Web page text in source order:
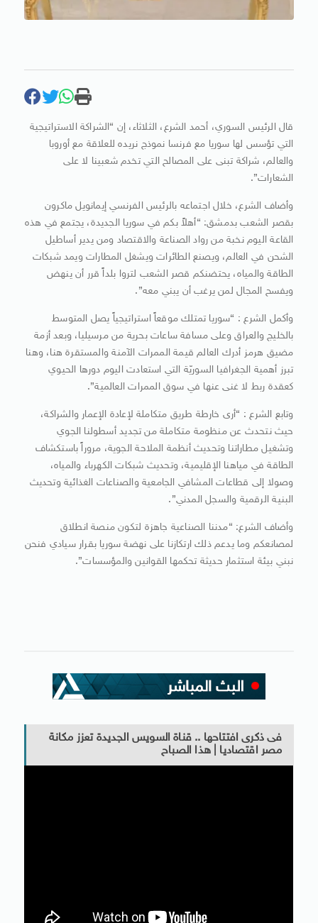
قال الرئيس السوري، أحمد الشرع، الثلاثاء، إن “الشراكة الاستراتيجية
التي تؤسس لها سوريا مع فرنسا نموذج نريده للعلاقة مع أوروبا
والعالم، شراكة تبنى على المصالح التي تخدم شعبينا لا على
الشعارات”.
وأضاف الشرع، خلال اجتماعه بالرئيس الفرنسي إيمانويل ماكرون
بقصر الشعب بدمشق: “أهلاً بكم في سوريا الجديدة، يجتمع في هذه
القاعة اليوم نخبة من رواد الصناعة والاقتصاد ومن يدير أساطيل
الشحن في العالم، ويصنع الطائرات ويشغل المطارات ويمد شبكات
الطاقة والمياه، يحتضنكم قصر الشعب لتروا بلداً قرر أن ينهض
ويفسح المجال لمن يرغب أن يبني معه”.
وأكمل الشرع : “سوريا تمتلك موقعاً استراتيجياً يصل المتوسط
بالخليج والعراق وعلى مسافة ساعات بحرية من مرسيليا، وبعد أزمة
مضيق هرمز أدرك العالم قيمة الممرات الآمنة والمستقرة هنا، وهنا
تبرز أهمية الجغرافيا السوريّة التي استعادت اليوم دورها الحيوي
كعقدة ربط لا غنى عنها في سوق الممرات العالمية”.
وتابع الشرع : “أرى خارطة طريق متكاملة لإعادة الإعمار والشراكة،
حيث نتحدث عن منظومة متكاملة من تجديد أسطولنا الجوي
وتشغيل مطاراتنا وتحديث أنظمة الملاحة الجوية، مروراً باستكشاف
الطاقة في مياهنا الإقليمية، وتحديث شبكات الكهرباء والمياه،
وصولا إلى قطاعات المشافي الجامعية والصناعات الغذائية وتحديث
البنية الرقمية والسجل المدني”.
وأضاف الشرع: “مدننا الصناعية جاهزة لتكون منصة انطلاق
لمصانعكم وما يدعم ذلك ارتكازنا على نهضة سوريا بقرار سيادي فنحن
نبني بيئة استثمار حديثة تحكمها القوانين والمؤسسات”.
فى ذكرى افتتاحها .. قناة السويس الجديدة تعزز مكانة
مصر اقتصاديا | هذا الصباح